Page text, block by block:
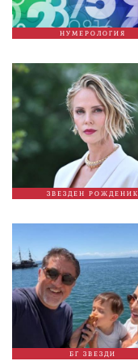
НУМЕРОЛОГИЯ
ЗВЕЗДЕН РОЖДЕНИК
БГ ЗВЕЗДИ